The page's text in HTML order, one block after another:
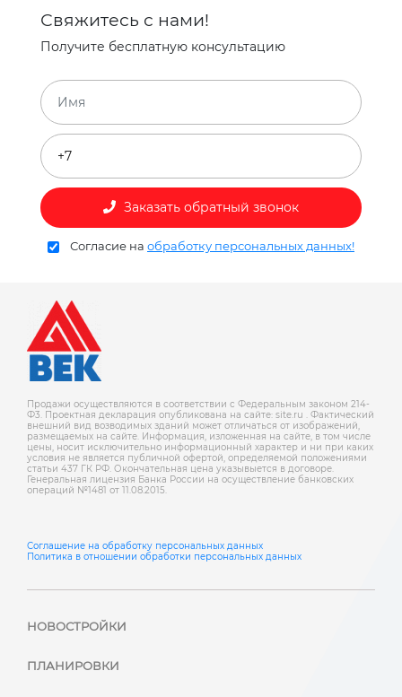
Свяжитесь с нами!
Получите бесплатную консультацию
Заказать обратный звонок
Согласие на обработку персональных данных!
Продажи осуществляются в соответствии с Федеральным законом 214-
Ф3. Проектная декларация опубликована на сайте: site.ru . Фактический
внешний вид возводимых зданий может отличаться от изображений,
размещаемых на сайте. Информация, изложенная на сайте, в том числе
цены, носит исключительно информационный характер и ни при каких
условия не является публичной офертой, определяемой положениями
статьи 437 ГК РФ. Окончательная цена указывыется в договоре.
Генеральная лицензия Банка России на осуществление банковских
операций №1481 от 11.08.2015.
Соглашение на обработку персональных данных
Политика в отношении обработки персональных данных
НОВОСТРОЙКИ
ПЛАНИРОВКИ